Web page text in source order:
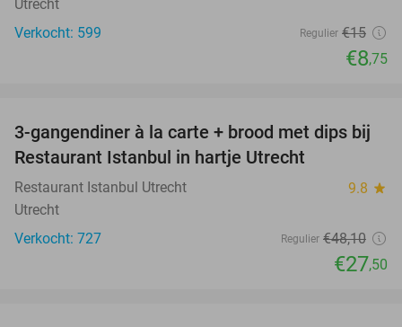
Utrecht
Verkocht: 599
Regulier €15
€8,75
43%
3-gangendiner à la carte + brood met dips bij
Restaurant Istanbul in hartje Utrecht
Restaurant Istanbul Utrecht 9.8 star
Utrecht
Verkocht: 727
Regulier €48,10
€27,50